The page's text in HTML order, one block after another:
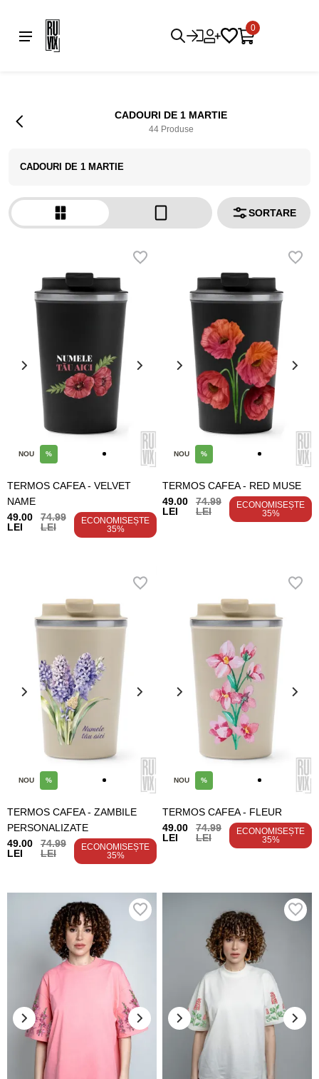
0
CADOURI DE 1 MARTIE
44 Produse
CADOURI DE 1 MARTIE
SORTARE
NOU %
TERMOS CAFEA - VELVET
NAME
49.00
LEI
74.99
LEI
ECONOMISEȘTE
35%
NOU %
TERMOS CAFEA - RED MUSE
49.00
LEI
74.99
LEI
ECONOMISEȘTE
35%
NOU %
TERMOS CAFEA - ZAMBILE
PERSONALIZATE
49.00
LEI
74.99
LEI
ECONOMISEȘTE
35%
NOU %
TERMOS CAFEA - FLEUR
49.00
LEI
74.99
LEI
ECONOMISEȘTE
35%